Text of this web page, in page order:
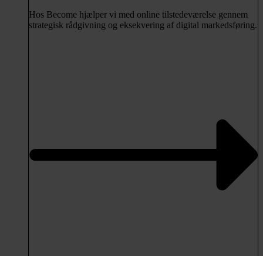
Hos Become hjælper vi med online tilstedeværelse gennem
strategisk rådgivning og eksekvering af digital markedsføring.